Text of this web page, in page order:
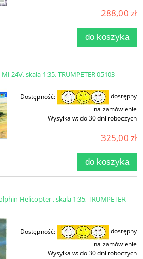
288,00 zł
do koszyka
24V, skala 1:35, TRUMPETER 05103
Dostępność:
dostępny
na zamówienie
Wysyłka w:do 30 dni roboczych
325,00 zł
do koszyka
Helicopter , skala 1:35, TRUMPETER
Dostępność:
dostępny
na zamówienie
Wysyłka w:do 30 dni roboczych